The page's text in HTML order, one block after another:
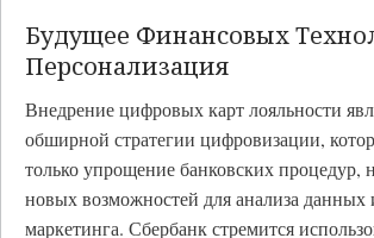
Будущее Финансовых
Персонализация
Внедрение цифровых карт лояльности
обширной стратегии цифровизации,
только упрощение банковских процедур,
новых возможностей для анализа данных
маркетинга. Сбербанк стремится